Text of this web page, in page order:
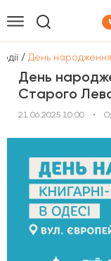
/ День
День
Старого
21.06.2025 10:00 •